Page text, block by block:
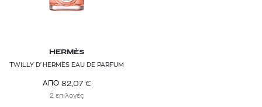
HERMÈS
TWILLY D'HERMÈS EAU DE PARFUM
ΑΠΟ 82,07 €
2 επιλογές